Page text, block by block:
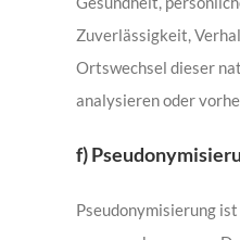
Zuverlässigkeit,
Ortswechsel dieser
analysieren oder
f)
Pseudonymisierung